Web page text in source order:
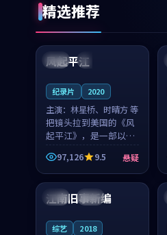
精选推荐
美国 完结
99:07
风起平江
纪录片 2020
主演： 林星桥、时晴方 等
把镜头拉到美国的《风
起平江》，是一部以时
光记忆为底色的悬疑作
品。林星桥和时晴方贡
献了2020年颇受关注的
合作演出，影片在情感
层次与现实质感之间
97,126 9.5 悬疑
日本 院线
江南旧事新编
综艺 2018